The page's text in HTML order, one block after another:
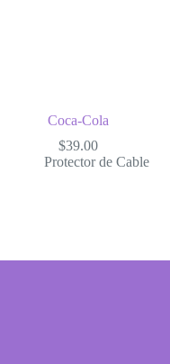
Coca-Cola
$39.00
Protector de Cable